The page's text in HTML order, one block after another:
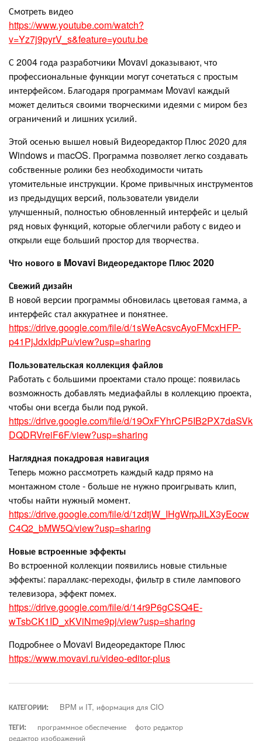
Смотреть видео
https://www.youtube.com/watch?
v=Yz7j9pyrV_s&feature=youtu.be
С 2004 года разработчики Movavi доказывают, что
профессиональные функции могут сочетаться с простым
интерфейсом. Благодаря программам Movavi каждый
может делиться своими творческими идеями с миром без
ограничений и лишних усилий.
Этой осенью вышел новый Видеоредактор Плюс 2020 для
Windows и macOS. Программа позволяет легко создавать
собственные ролики без необходимости читать
утомительные инструкции. Кроме привычных инструментов
из предыдущих версий, пользователи увидели
улучшенный, полностью обновленный интерфейс и целый
ряд новых функций, которые облегчили работу с видео и
открыли еще больший простор для творчества.
Что нового в Movavi Видеоредакторе Плюс 2020
Свежий дизайн
В новой версии программы обновилась цветовая гамма, а
интерфейс стал аккуратнее и понятнее.
https://drive.google.com/file/d/1sWeAcsvcAyoFMcxHFP-
p41PjJdxIdpPu/view?usp=sharing
Пользовательская коллекция файлов
Работать с большими проектами стало проще: появилась
возможность добавлять медиафайлы в коллекцию проекта,
чтобы они всегда были под рукой.
https://drive.google.com/file/d/19OxFYhrCP5IB2PX7daSVk
DQDRVreiF6F/view?usp=sharing
Наглядная покадровая навигация
Теперь можно рассмотреть каждый кадр прямо на
монтажном столе - больше не нужно проигрывать клип,
чтобы найти нужный момент.
https://drive.google.com/file/d/1zdtjW_IHgWrpJiLX3yEocw
C4Q2_bMW5Q/view?usp=sharing
Новые встроенные эффекты
Во встроенной коллекции появились новые стильные
эффекты: параллакс-переходы, фильтр в стиле лампового
телевизора, эффект помех.
https://drive.google.com/file/d/14r9P6gCSQ4E-
wTsbCK1ID_xKViNme9pj/view?usp=sharing
Подробнее о Movavi Видеоредакторе Плюс
https://www.movavi.ru/video-editor-plus
КАТЕГОРИИ:
BPM и IT, иформация для CIO
ТЕГИ:
программное обеспечение
фото редактор
редактор изображений